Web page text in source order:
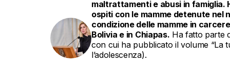
maltrattamenti e abusi in famiglia.
ospiti con le mamme detenute nel
condizione delle mamme in
Bolivia e in Chiapas. Ha fatto parte
con cui ha pubblicato il volume “La
l’adolescenza).